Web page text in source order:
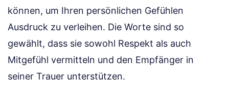
können, um Ihren persönlichen Gefühlen
Ausdruck zu verleihen. Die Worte sind so
gewählt, dass sie sowohl Respekt als auch
Mitgefühl vermitteln und den Empfänger in
seiner Trauer unterstützen.